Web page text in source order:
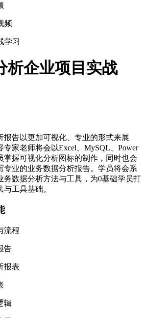
频
学习
析企业项目实战
报告以更加可视化、专业的形式来展
专家老师将会以Excel、MySQL、Power
掌握可视化分析图标的制作，同时也会
专业的业务数据分析报告。学员将会系
务数据分析方法与工具，为0基础学员打
工具基础。
流程
告
报表
辑